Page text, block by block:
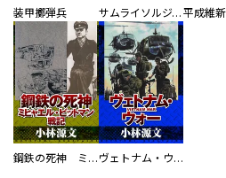
装甲擲弾兵 サムライソルジャー SAMURAI SOLDIER
鋼鉄の死神 ミヒャエル・ビットマン戦記 ヴェトナム・ウォー VIETNAM WAR